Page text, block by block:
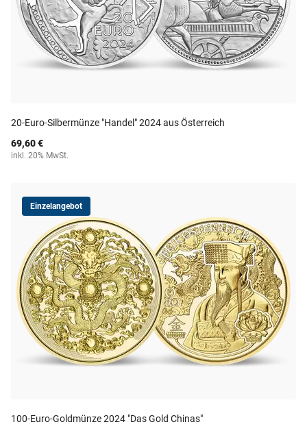
20-Euro-Silbermünze "Handel" 2024 aus Österreich
69,60 €
inkl. 20% MwSt.
Einzelangebot
100-Euro-Goldmünze 2024 "Das Gold Chinas"